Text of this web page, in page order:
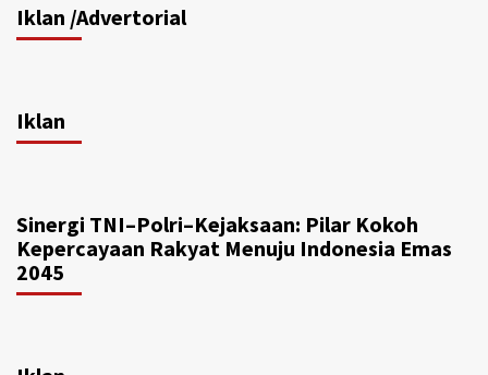
Iklan /Advertorial
Iklan
Sinergi TNI–Polri–Kejaksaan: Pilar Kokoh
Kepercayaan Rakyat Menuju Indonesia Emas
2045